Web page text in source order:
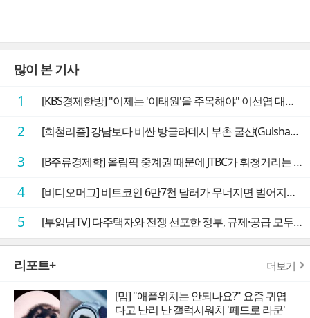
많이 본 기사
1 [KBS경제한방] "이제는 '이태원'을 주목해야" 이선엽 대표가 말하는 AI 시대 투자 성과를 가르는 지점들
2 [희철리즘] 강남보다 비싼 방글라데시 부촌 굴샨(Gulshan)의 극단적인 모습에 충격을 받다
3 [B주류경제학] 올림픽 중계권 때문에 JTBC가 휘청거리는 이유
4 [비디오머그] 비트코인 6만7천 달러가 무너지면 벌어지는 일
5 [부읽남TV] 다주택자와 전쟁 선포한 정부, 규제·공급 모두 실효성 의문
리포트+ 더보기
[밈] "애플워치는 안되나요?" 요즘 귀엽
다고 난리 난 갤럭시워치 '페드로 라쿤'